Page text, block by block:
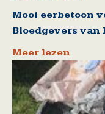
Mooi eerbetoon
Bloedgevers van
Meer lezen